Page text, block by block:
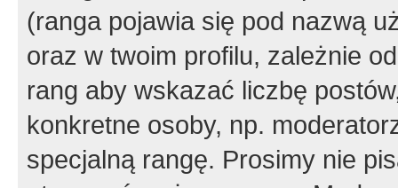
(ranga pojawia się pod nazwą
oraz w twoim profilu, zależnie
rang aby wskazać liczbę
konkretne osoby, np.
specjalną rangę. Prosimy nie